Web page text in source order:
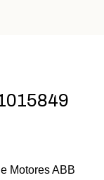
Motores ABB